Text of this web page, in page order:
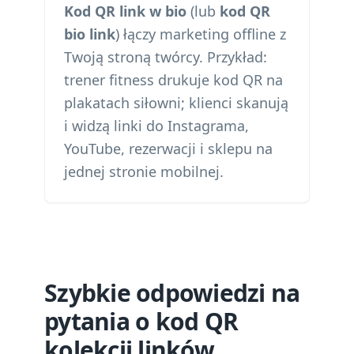
Kod QR link w bio (lub kod QR
bio link) łączy marketing offline z
Twoją stroną twórcy. Przykład:
trener fitness drukuje kod QR na
plakatach siłowni; klienci skanują
i widzą linki do Instagrama,
YouTube, rezerwacji i sklepu na
jednej stronie mobilnej.
Szybkie odpowiedzi na
pytania o kod QR